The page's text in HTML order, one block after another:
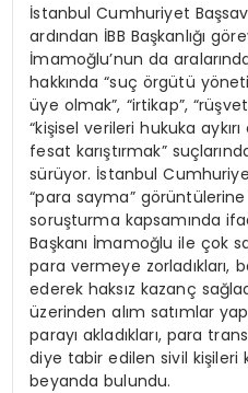
İstanbul Cumhuriyet
ardından İBB Başkanlığı
İmamoğlu’nun da
hakkında “suç örgütü
üye olmak”, “irtikap”,
“kişisel verileri hukuka
fesat karıştırmak”
sürüyor. İstanbul Cumhuriyet
“para sayma”
soruşturma kapsamında
Başkanı İmamoğlu ile çok
para vermeye zorladıkları,
ederek haksız kazanç
üzerinden alım satımlar
parayı akladıkları, para
diye tabir edilen sivil kişileri
beyanda bulundu.